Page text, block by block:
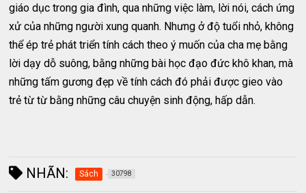
giáo dục trong gia đình, qua những việc làm, lời nói, cách ứng
xử của những người xung quanh. Nhưng ở độ tuổi nhỏ, không
thể ép trẻ phát triển tính cách theo ý muốn của cha mẹ bằng
lời dạy dỗ suông, bằng những bài học đạo đức khô khan, mà
những tấm gương đẹp về tính cách đó phải được gieo vào
trẻ từ từ bằng những câu chuyện sinh động, hấp dẫn.
NHÃN: Sách 30798